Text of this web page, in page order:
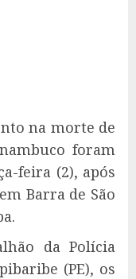
na morte de
foram
feira (2), após
Barra de São
da Polícia
(PE), os